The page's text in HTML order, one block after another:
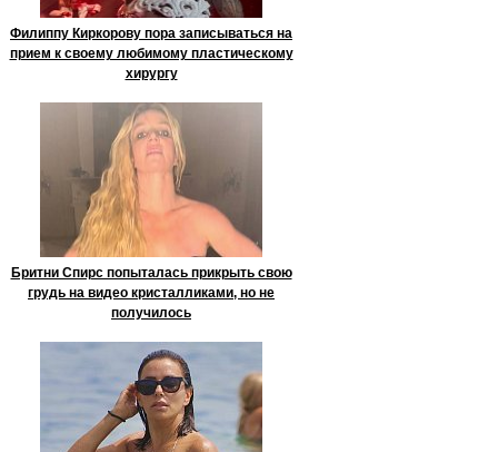
Филиппу Киркорову пора записываться на
прием к своему любимому пластическому
хирургу
Бритни Спирс попыталась прикрыть свою
грудь на видео кристалликами, но не
получилось